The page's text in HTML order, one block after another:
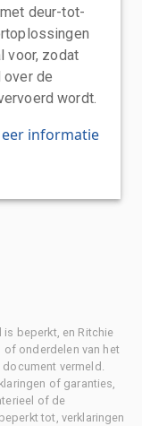
deur-tot-
voor, zodat
de
wordt.
informatie
beperkt, en Ritchie
onderdelen van het
vermeld.
of garanties,
of de
tot, verklaringen